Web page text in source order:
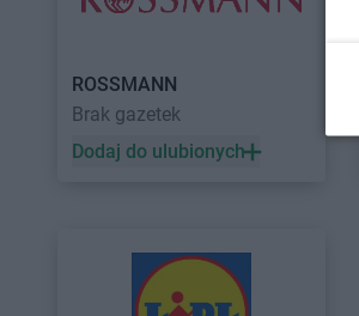
ROSSMANN
Brak gazetek
Dodaj do ulubionych